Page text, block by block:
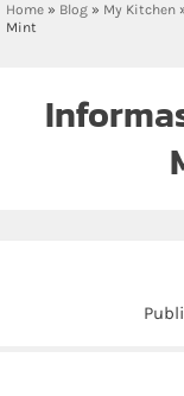
Home » Blog » My Kitchen
Mint